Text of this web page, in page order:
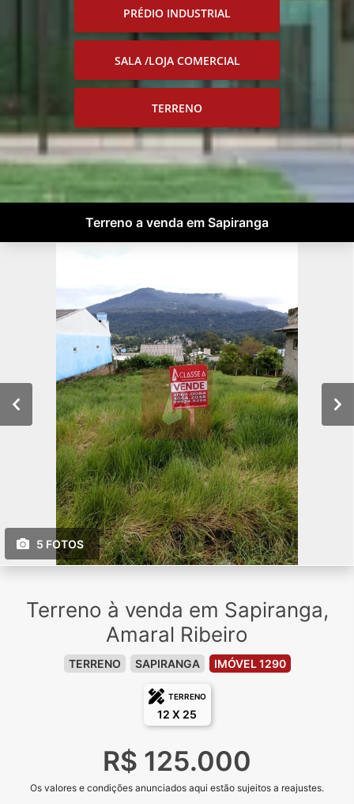
PRÉDIO INDUSTRIAL
SALA /LOJA COMERCIAL
TERRENO
Terreno a venda em Sapiranga
5 FOTOS
Terreno à venda em Sapiranga,
Amaral Ribeiro
TERRENO SAPIRANGA IMÓVEL 1290
TERRENO
12 X 25
R$ 125.000
Os valores e condições anunciados aqui estão sujeitos a reajustes.